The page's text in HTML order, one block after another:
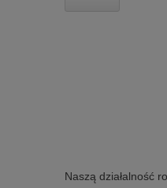
Naszą działalność